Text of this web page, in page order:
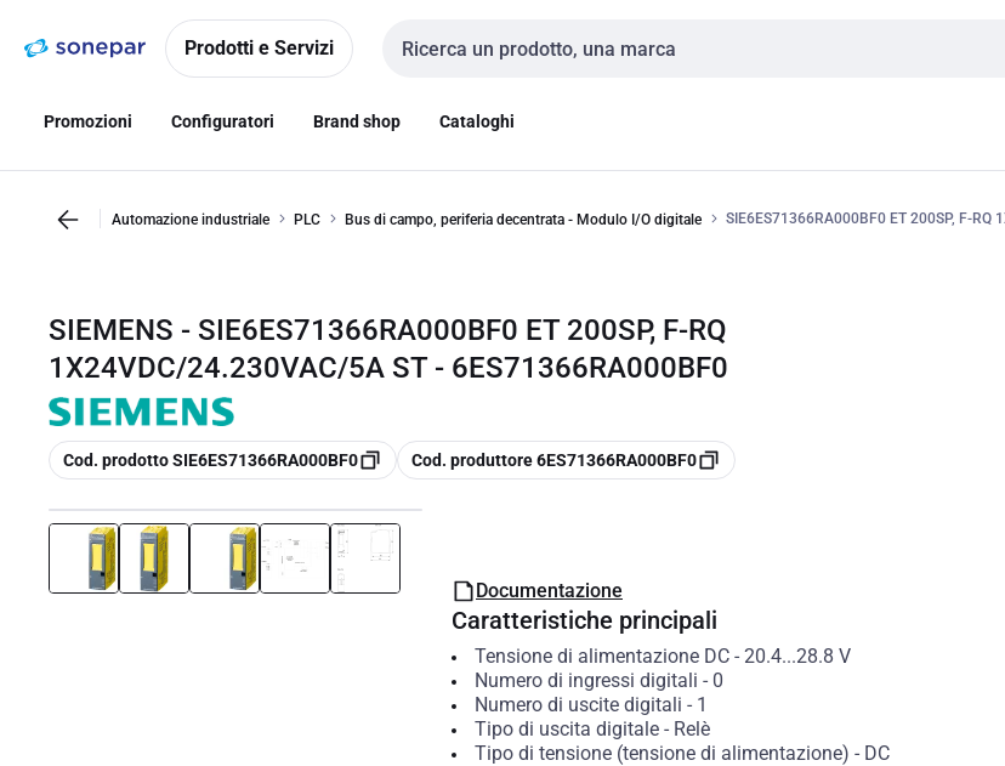
navigazionealla
Prodotti e Servizi
Cerca input
Promozioni Configuratori Brand shop Cataloghi
Automazione industriale PLC Bus di campo, periferia decentrata - Modulo I/O digitale SIE6ES71366RA000BF0 ET 200SP, F-RQ
SIEMENS - SIE6ES71366RA000BF0 ET 200SP, F-RQ
1X24VDC/24.230VAC/5A ST - 6ES71366RA000BF0
copia
Cod. prodotto SIE6ES71366RA000BF0 copia
Cod. produttore 6ES71366RA000BF0
Documentazione
Caratteristiche principali
Tensione di alimentazione DC- 20.4...28.8 V
Numero di ingressi digitali - 0
Numero di uscite digitali - 1
Tipo di uscita digitale- Relè
Tipo di tensione (tensione di alimentazione) - DC